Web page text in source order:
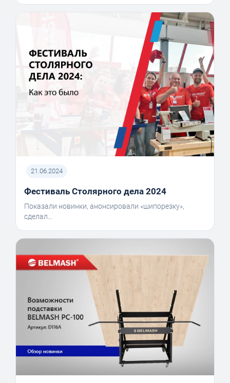
21.06.2024
Фестиваль Столярного дела 2024
Показали новинки, анонсировали «шипорезку»,
сделал...